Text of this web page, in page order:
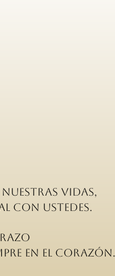
vidas,
con ustedes.
en el corazón.